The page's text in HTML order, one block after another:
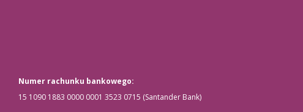
Numer rachunku bankowego:
15 1090 1883 0000 0001 3523 0715 (Santander Bank)